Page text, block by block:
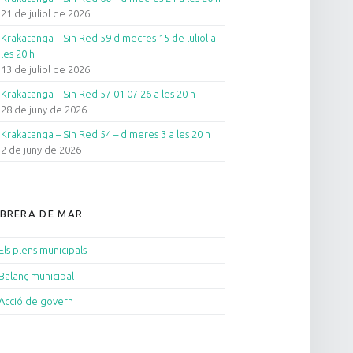
21 de juliol de 2026
Krakatanga – Sin Red 59 dimecres 15 de luliol a
les 20 h
13 de juliol de 2026
Krakatanga – Sin Red 57 01 07 26 a les 20 h
28 de juny de 2026
Krakatanga – Sin Red 54 – dimeres 3 a les 20 h
2 de juny de 2026
DE MAR
plens municipals
municipal
de govern